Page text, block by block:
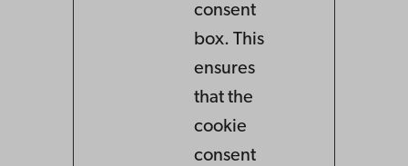
consent
box. This
ensures
that the
cookie
consent